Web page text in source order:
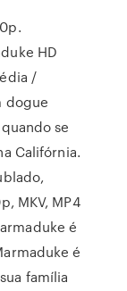
HD
/
dogue
se
Califórnia.
MKV, MP4
é
é
família